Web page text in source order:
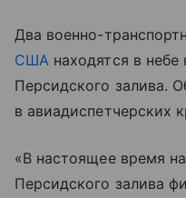
Два военно-
США находятся в
Персидского залива.
в авиадиспетчерских
«В настоящее время
Персидского залива